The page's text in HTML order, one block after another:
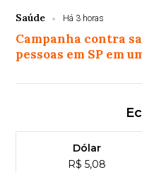
Saúde Há 3 horas
Campanha contra
pessoas em SP em
Dólar
R$ 5,08